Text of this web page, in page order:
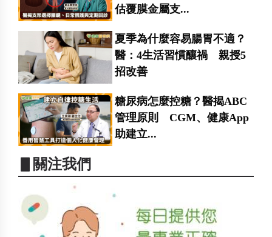
估覆膜金屬支...
夏季為什麼容易腸胃不適？
醫：4生活習慣釀禍 親授5
招改善
糖尿病怎麼控糖？醫揭ABC
管理原則 CGM、健康App
助建立...
▋關注我們